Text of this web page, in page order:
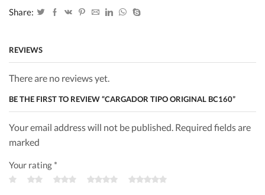
Share:
REVIEWS
There are no reviews yet.
BE THE FIRST TO REVIEW “CARGADOR TIPO ORIGINAL BC160”
Your email address will not be published. Required fields are
marked
Your rating *